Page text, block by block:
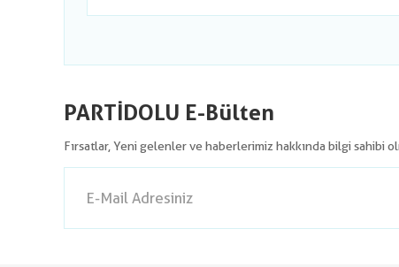
PARTİDOLU E-Bülten
Fırsatlar, Yeni gelenler ve haberlerimiz hakkında bilgi sahibi